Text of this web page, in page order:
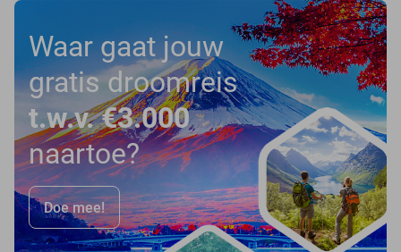
Waar gaat jouw
gratis droomreis
t.w.v. €3.000
naartoe?
Doe mee!